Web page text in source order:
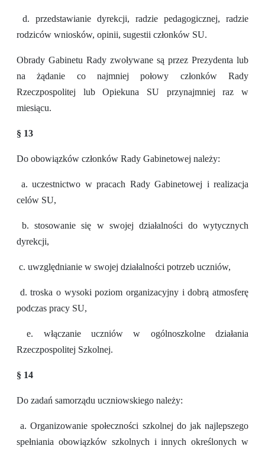
d. przedstawianie dyrekcji, radzie pedagogicznej, radzie
rodziców wniosków, opinii, sugestii członków SU.
Obrady Gabinetu Rady zwoływane są przez Prezydenta lub
na żądanie co najmniej połowy członków Rady
Rzeczpospolitej lub Opiekuna SU przynajmniej raz w
miesiącu.
§ 13
Do obowiązków członków Rady Gabinetowej należy:
a. uczestnictwo w pracach Rady Gabinetowej i realizacja
celów SU,
b. stosowanie się w swojej działalności do wytycznych
dyrekcji,
c. uwzględnianie w swojej działalności potrzeb uczniów,
d. troska o wysoki poziom organizacyjny i dobrą atmosferę
podczas pracy SU,
e. włączanie uczniów w ogólnoszkolne działania
Rzeczpospolitej Szkolnej.
§ 14
Do zadań samorządu uczniowskiego należy:
a. Organizowanie społeczności szkolnej do jak najlepszego
spełniania obowiązków szkolnych i innych określonych w